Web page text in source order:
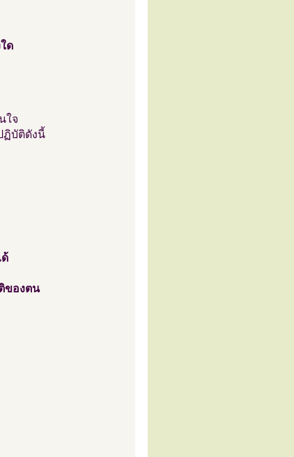
ด
ใจ
ฏิบัติดังนี้
ของตน